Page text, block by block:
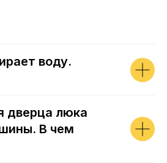
воду.
дверца люка
В чем